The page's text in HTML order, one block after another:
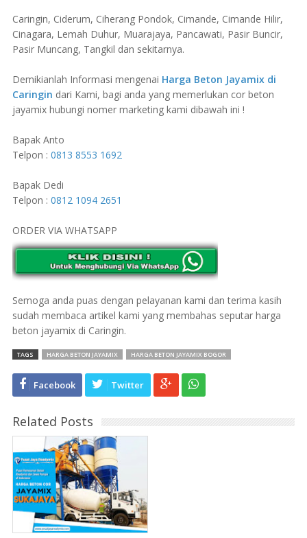
Caringin, Ciderum, Ciherang Pondok, Cimande, Cimande Hilir,
Cinagara, Lemah Duhur, Muarajaya, Pancawati, Pasir Buncir,
Pasir Muncang, Tangkil dan sekitarnya.
Demikianlah Informasi mengenai Harga Beton Jayamix di
Caringin dari Kami, bagi anda yang memerlukan cor beton
jayamix hubungi nomer marketing kami dibawah ini !
Bapak Anto
Telpon : 0813 8553 1692
Bapak Dedi
Telpon : 0812 1094 2651
ORDER VIA WHATSAPP
Semoga anda puas dengan pelayanan kami dan terima kasih
sudah membaca artikel kami yang membahas seputar harga
beton jayamix di Caringin.
TAGS HARGA BETON JAYAMIX HARGA BETON JAYAMIX BOGOR
Facebook Twitter
Related Posts